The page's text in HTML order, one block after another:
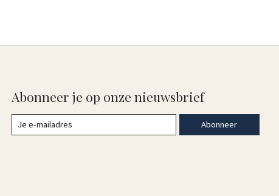
Abonneer je op onze nieuwsbrief
Abonneer